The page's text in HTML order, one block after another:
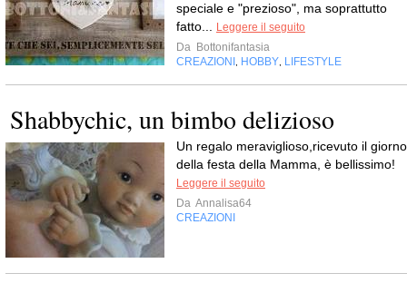
speciale e "prezioso", ma soprattutto
fatto...
Leggere il seguito
Da Bottonifantasia
CREAZIONI
HOBBY LIFESTYLE
Shabbychic, un bimbo delizioso
Un regalo meraviglioso,ricevuto il giorno
della festa della Mamma, è bellissimo!
Leggere il seguito
Da Annalisa64
CREAZIONI